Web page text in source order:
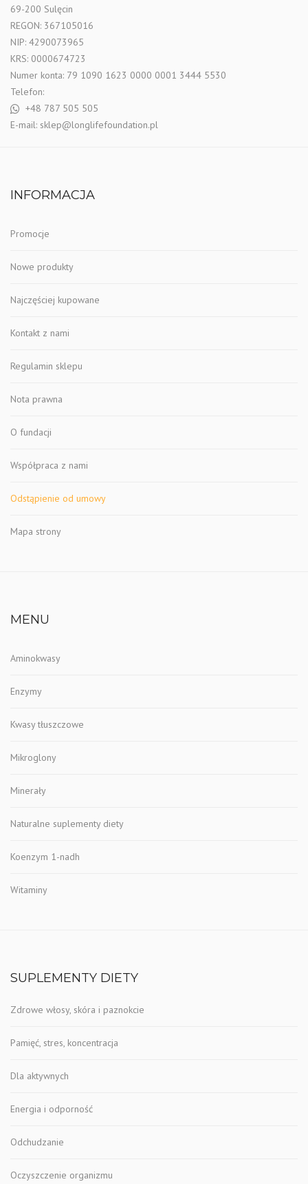
69-200 Sulęcin
REGON: 367105016
NIP: 4290073965
KRS: 0000674723
Numer konta: 79 1090 1623 0000 0001 3444 5530
Telefon:
+48 787 505 505
E-mail: sklep@longlifefoundation.pl
INFORMACJA
Promocje
Nowe produkty
Najczęściej kupowane
Kontakt z nami
Regulamin sklepu
Nota prawna
O fundacji
Współpraca z nami
Odstąpienie od umowy
Mapa strony
MENU
Aminokwasy
Enzymy
Kwasy tłuszczowe
Mikroglony
Minerały
Naturalne suplementy diety
Koenzym 1-nadh
Witaminy
SUPLEMENTY DIETY
Zdrowe włosy, skóra i paznokcie
Pamięć, stres, koncentracja
Dla aktywnych
Energia i odporność
Odchudzanie
Oczyszczenie organizmu